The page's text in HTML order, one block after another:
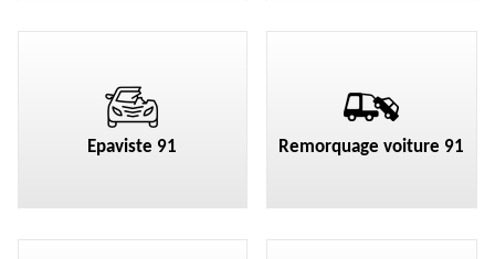
Epaviste 91 Remorquage voiture 91